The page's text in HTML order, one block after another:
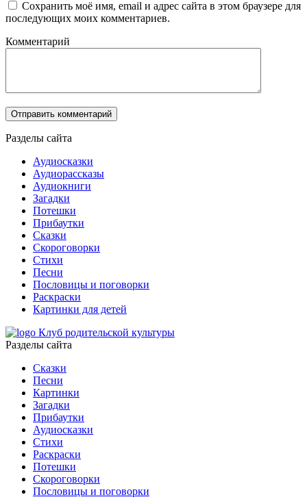
Сохранить моё имя, email и адрес сайта в этом браузере для
последующих моих комментариев.
Комментарий
Разделы сайта
Аудиосказки
Аудиорассказы
Аудиокниги
Загадки
Потешки
Прибаутки
Сказки
Скороговорки
Стихи
Песни
Пословицы и поговорки
Раскраски
Картинки для детей
Клуб родительской культуры
Разделы сайта
Сказки
Песни
Картинки
Загадки
Прибаутки
Аудиосказки
Стихи
Раскраски
Потешки
Скороговорки
Пословицы и поговорки